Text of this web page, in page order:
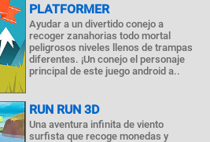
PLATFORMER
Ayudar a un divertido conejo a
recoger zanahorias todo mortal
peligrosos niveles llenos de trampas
diferentes. ¡Un conejo el personaje
principal de este juego android a..
RUN RUN 3D
Una aventura infinita de viento
surfista que recoge monedas y